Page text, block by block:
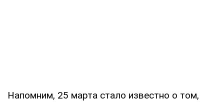
Напомним, 25 марта стало известно о том,